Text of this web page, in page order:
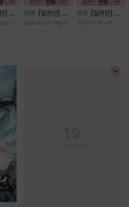
] 매
린 척
습니
/ Koki Fuyutsuki
만화
[일권만] 웃
지 않는 약혼자님
Nanohiru / Memeko
만화
[일권만] 내
게 간섭하지 않겠
쿠로카와 쿠사비